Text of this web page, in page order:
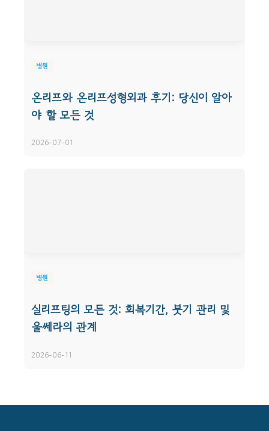
병원
온리프와 온리프성형외과 후기: 당신이 알아
야 할 모든 것
2026-07-01
병원
실리프팅의 모든 것: 회복기간, 붓기 관리 및
울쎄라의 관계
2026-06-11